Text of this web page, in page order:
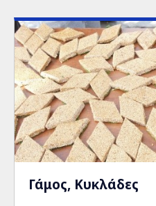
Γάμος, Κυκλάδες